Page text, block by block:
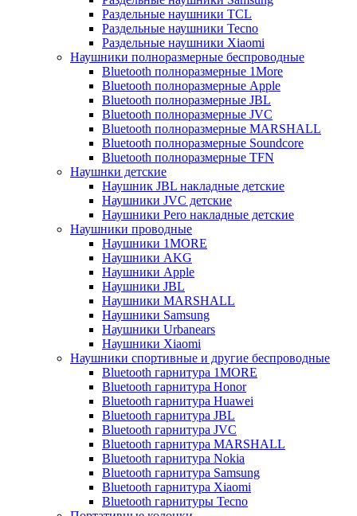
Раздельные наушники TCL
Раздельные наушники Tecno
Раздельные наушники Xiaomi
Наушники полноразмерные беспроводные
Bluetooth полноразмерные 1More
Bluetooth полноразмерные Apple
Bluetooth полноразмерные JBL
Bluetooth полноразмерные JVC
Bluetooth полноразмерные MARSHALL
Bluetooth полноразмерные Soundcore
Bluetooth полноразмерные TFN
Наушнки детские
Наушник JBL накладные детские
Наушники JVC детские
Наушники Pero накладные детские
Наушники проводные
Наушники 1MORE
Наушники AKG
Наушники Apple
Наушники JBL
Наушники MARSHALL
Наушники Samsung
Наушники Urbanears
Наушники Xiaomi
Наушники спортивные и другие беспроводные
Bluetooth гарнитура 1MORE
Bluetooth гарнитура Honor
Bluetooth гарнитура Huawei
Bluetooth гарнитура JBL
Bluetooth гарнитура JVC
Bluetooth гарнитура MARSHALL
Bluetooth гарнитура Nokia
Bluetooth гарнитура Samsung
Bluetooth гарнитура Xiaomi
Bluetooth гарнитуры Tecno